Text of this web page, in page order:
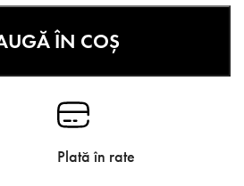
ÎN COȘ
Plată în rate